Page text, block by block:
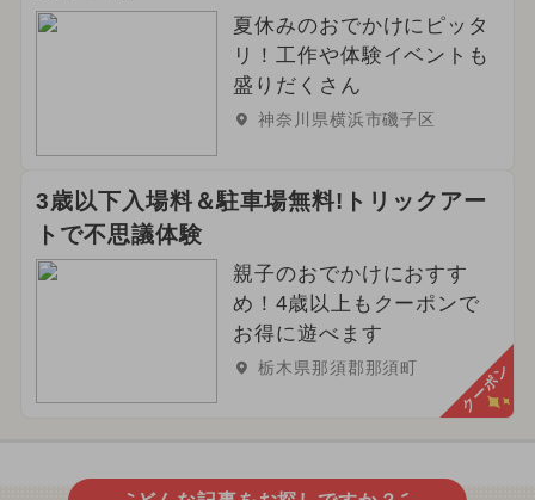
夏休みのおでかけにピッタ
リ！工作や体験イベントも
盛りだくさん
神奈川県横浜市磯子区
3歳以下入場料＆駐車場無料!トリックアー
トで不思議体験
親子のおでかけにおすす
め！4歳以上もクーポンで
お得に遊べます
栃木県那須郡那須町 クーポン